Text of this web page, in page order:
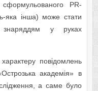
PR-
яка інша) може стати
знаряддям у руках
повідомлень
академія» в
а саме було